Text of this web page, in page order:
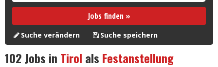
Jobs finden »
Suche verändern Suche speichern
102Jobs in Tirol als Festanstellung